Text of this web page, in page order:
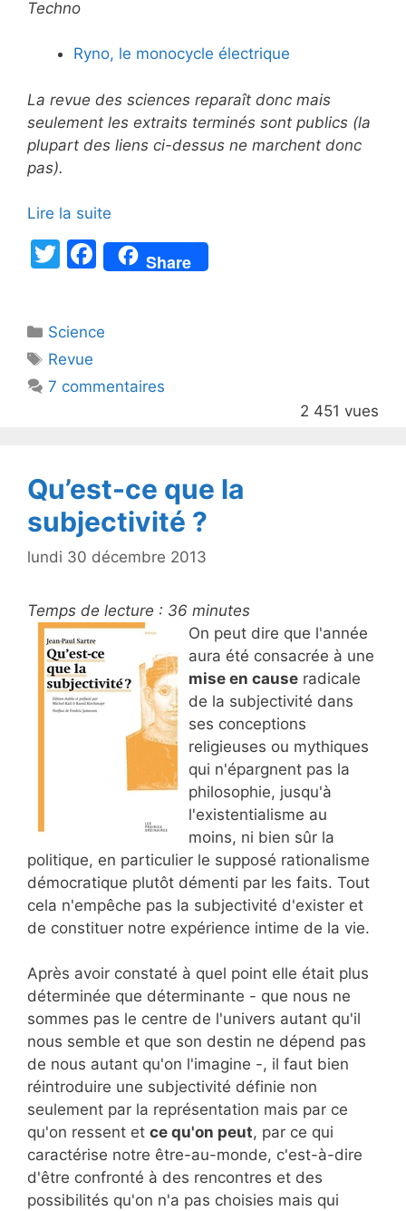
Techno
Ryno, le monocycle électrique
La revue des sciences reparaît donc mais
seulement les extraits terminés sont publics (la
plupart des liens ci-dessus ne marchent donc
pas).
Lire la suite
T
er
F
a
e
o
Share
Catégories
Science
Étiquettes
Revue
7 commentaires
2 451 vues
Qu’est-ce que la
subjectivité ?
lundi 30 décembre 2013
Temps de lecture : 36 minutes
On peut dire que l'année
aura été consacrée à une
mise en cause radicale
de la subjectivité dans
ses conceptions
religieuses ou mythiques
qui n'épargnent pas la
philosophie, jusqu'à
l'existentialisme au
moins, ni bien sûr la
politique, en particulier le supposé rationalisme
démocratique plutôt démenti par les faits. Tout
cela n'empêche pas la subjectivité d'exister et
de constituer notre expérience intime de la vie.
Après avoir constaté à quel point elle était plus
déterminée que déterminante - que nous ne
sommes pas le centre de l'univers autant qu'il
nous semble et que son destin ne dépend pas
de nous autant qu'on l'imagine -, il faut bien
réintroduire une subjectivité définie non
seulement par la représentation mais par ce
qu'on ressent et ce qu'on peut, par ce qui
caractérise notre être-au-monde, c'est-à-dire
d'être confronté à des rencontres et des
possibilités qu'on n'a pas choisies mais qui